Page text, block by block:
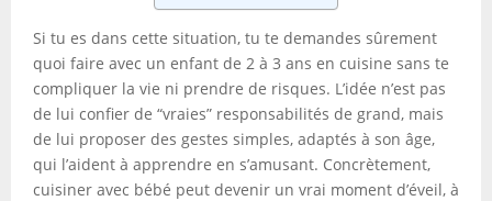
Si tu es dans cette situation, tu te demandes sûrement
quoi faire avec un enfant de 2 à 3 ans en cuisine sans te
compliquer la vie ni prendre de risques. L’idée n’est pas
de lui confier de “vraies” responsabilités de grand, mais
de lui proposer des gestes simples, adaptés à son âge,
qui l’aident à apprendre en s’amusant. Concrètement,
cuisiner avec bébé peut devenir un vrai moment d’éveil, à